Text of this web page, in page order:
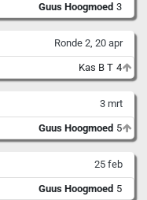
Guus Hoogmoed 3
Ronde 2, 20 apr
Kas B T 4
3 mrt
Guus Hoogmoed 5
25 feb
Guus Hoogmoed 5